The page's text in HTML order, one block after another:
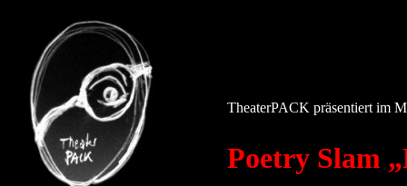
TheaterPACK präsentiert im
Poetry Slam